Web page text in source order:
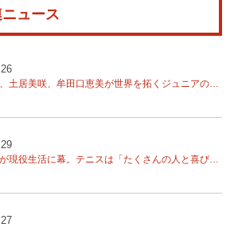
ュース
、牟田口恵美が世界を拓くジュニアの才能を支援する「SmartDrive Rising Stars Project」
に幕。テニスは「たくさんの人と喜びを共有できる、凄く素晴らしいスポーツ」【東レPPO】